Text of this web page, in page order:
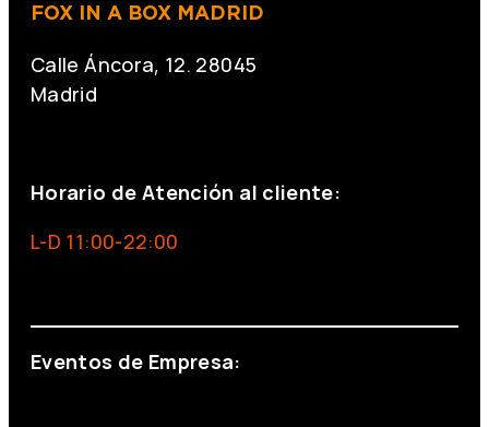
FOX IN A BOX MADRID
Calle Áncora, 12. 28045
Madrid
Horario de Atención al cliente:
L-D 11:00-22:00
Eventos de Empresa: